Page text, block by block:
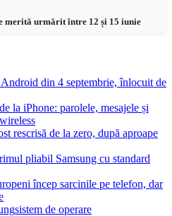
merită urmărit între 12 și 15 iunie
din 4 septembrie, înlocuit de
la iPhone: parolele, mesajele și
rescrisă de la zero, după aproape
pliabil Samsung cu standard
încep sarcinile pe telefon, dar
sistem de operare